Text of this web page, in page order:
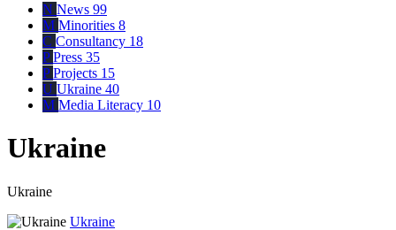
N News 99
M Minorities 8
C Consultancy 18
PPress 35
PProjects 15
U Ukraine 40
M Media Literacy 10
Ukraine
Ukraine
Ukraine